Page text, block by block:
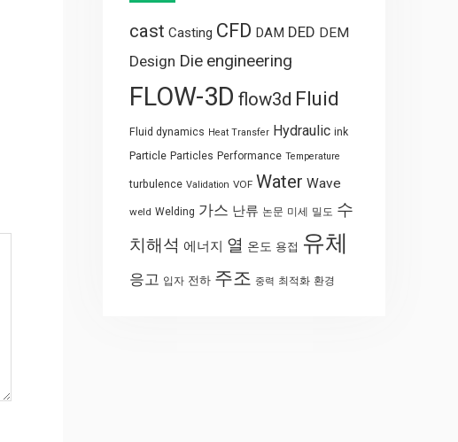
cast Casting CFD DAM DED DEM
Design Die engineering
FLOW-3D flow3d Fluid
Fluid dynamics Heat Transfer Hydraulic ink
Particle Particles Performance Temperature
turbulence Validation VOF Water Wave
weld Welding 가스 난류 논문 미세 밀도 수
치해석 에너지 열 온도 용접 유체
응고 입자 전하 주조 중력 최적화 환경